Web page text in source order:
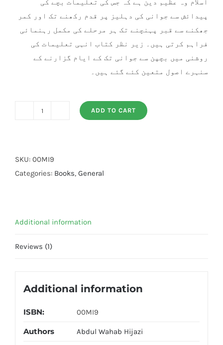
اسلام وہ عظیم دین ہے کہ جس کی تعلیمات بچے کی
پیدائش سے جوانی کی دہلیز پر قدم رکھنے تک اور کمر
جھکنے سے قبر پہنچنے تک ہر مرحلے کی مکمل رہنمائی
فراہم کرتی ہیں۔ زیر نظر کتاب انہی تعلیمات کی
روشنی میں بچپن سے جوانی تک کے ایام گزارنے کے
سنہرے اصول متعین کئے گئے ہیں۔
Tarbiat
quantity
ADD TO CART
SKU: 00MI9
Categories: Books, General
Additional information
Reviews (1)
Additional information
ISBN: 00MI9
Authors Abdul Wahab Hijazi